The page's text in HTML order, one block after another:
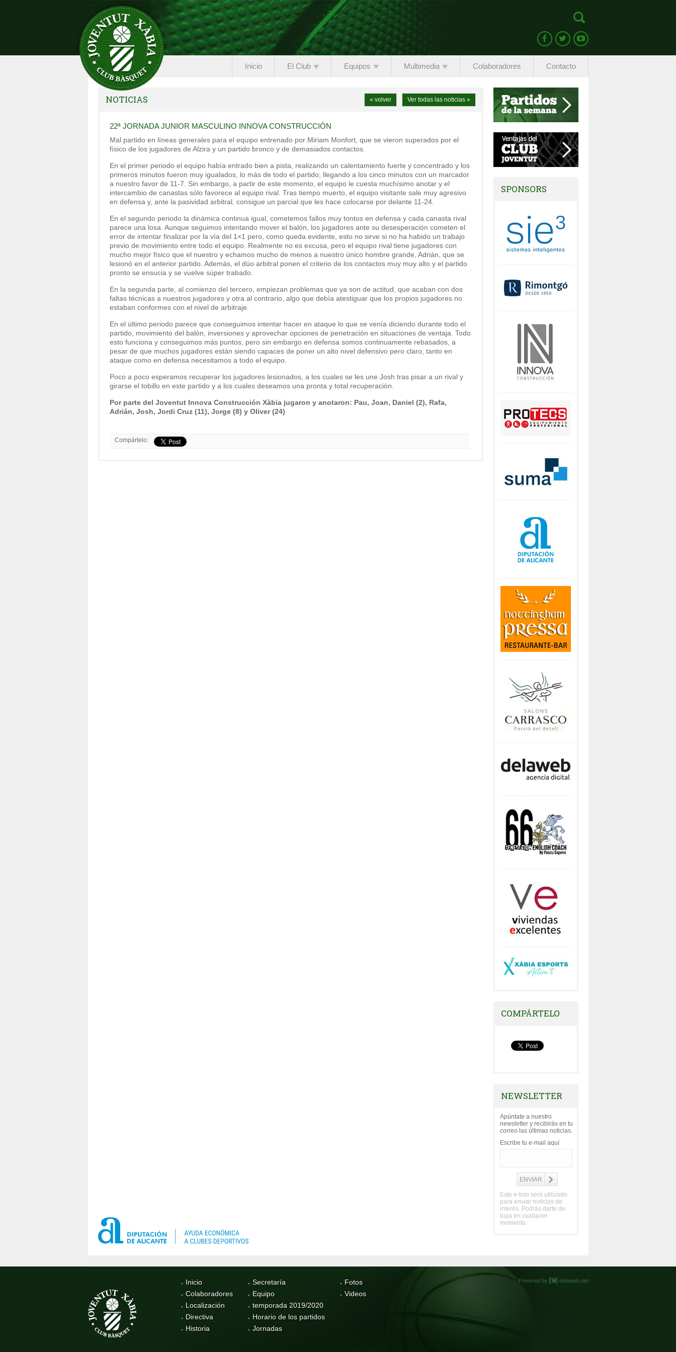
Inicio El Club Equipos Multimedia Colaboradores Contacto
NOTICIAS Ver todas las noticias »
« volver
22ª JORNADA JUNIOR MASCULINO INNOVA CONSTRUCCIÓN
Mal partido en líneas generales para el equipo entrenado por Miriam Monfort, que se vieron superados por el
físico de los jugadores de Alzira y un partido bronco y de demasiados contactos.
En el primer periodo el equipo había entrado bien a pista, realizando un calentamiento fuerte y concentrado y los
primeros minutos fueron muy igualados, lo más de todo el partido; llegando a los cinco minutos con un marcador
a nuestro favor de 11-7. Sin embargo, a partir de este momento, el equipo le cuesta muchísimo anotar y el
intercambio de canastas sólo favorece al equipo rival. Tras tiempo muerto, el equipo visitante sale muy agresivo
en defensa y, ante la pasividad arbitral, consigue un parcial que les hace colocarse por delante 11-24.
En el segundo periodo la dinámica continua igual, cometemos fallos muy tontos en defensa y cada canasta rival
parece una losa. Aunque seguimos intentando mover el balón, los jugadores ante su desesperación cometen el
error de intentar finalizar por la vía del 1×1 pero, como queda evidente, esto no sirve si no ha habido un trabajo
previo de movimiento entre todo el equipo. Realmente no es excusa, pero el equipo rival tiene jugadores con
mucho mejor físico que el nuestro y echamos mucho de menos a nuestro único hombre grande, Adrián, que se
lesionó en el anterior partido. Además, el dúo arbitral ponen el criterio de los contactos muy muy alto y el partido
pronto se ensucia y se vuelve súper trabado.
En la segunda parte, al comienzo del tercero, empiezan problemas que ya son de actitud, que acaban con dos
faltas técnicas a nuestros jugadores y otra al contrario, algo que debía atestiguar que los propios jugadores no
estaban conformes con el nivel de arbitraje.
En el último periodo parece que conseguimos intentar hacer en ataque lo que se venía diciendo durante todo el
partido, movimiento del balón, inversiones y aprovechar opciones de penetración en situaciones de ventaja. Todo
esto funciona y conseguimos más puntos, pero sin embargo en defensa somos continuamente rebasados, a
pesar de que muchos jugadores están siendo capaces de poner un alto nivel defensivo pero claro, tanto en
ataque como en defensa necesitamos a todo el equipo.
Poco a poco esperamos recuperar los jugadores lesionados, a los cuales se les une Josh tras pisar a un rival y
girarse el tobillo en este partido y a los cuales deseamos una pronta y total recuperación.
Por parte del Joventut Innova Construcción Xàbia jugaron y anotaron: Pau, Joan, Daniel (2), Rafa,
Adrián, Josh, Jordi Cruz (11), Jorge (8) y Oliver (24)
Compártelo:
SPONSORS
COMPÁRTELO
NEWSLETTER
Apúntate a nuestro
newsletter y recibirás en tu
correo las últimas noticias.
Escribe tu e-mail aquí
Este e-tolo será utilizado
para enviar noticias de
interés. Podrás darte de
baja en cualquier
momento.
Inicio
Colaboradores
Localización
Directiva
Historia
Secretaría
Equipo
temporada 2019/2020
Horario de los partidos
Jornadas
Fotos
Videos
Powered by delaweb.net